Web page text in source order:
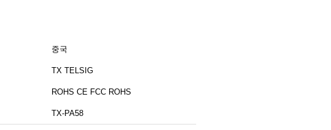
중국
TX TELSIG
ROHS CE FCC ROHS
TX-PA58